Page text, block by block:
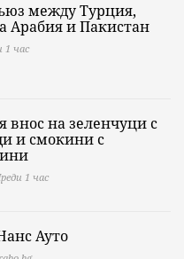
между Турция,
Арабия и Пакистан
1 час
внос на зеленчуци с
и смокини с
1 час
Ауто